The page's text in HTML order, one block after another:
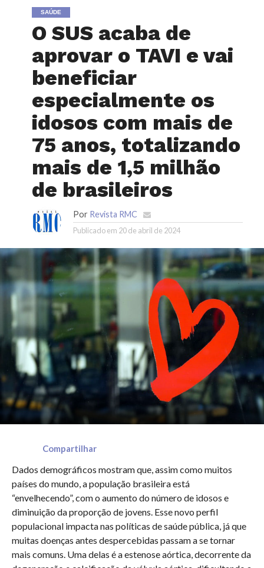
SAÚDE
O SUS acaba de
aprovar o TAVI e vai
beneficiar
especialmente os
idosos com mais de
75 anos, totalizando
mais de 1,5 milhão
de brasileiros
Por Revista RMC
Publicado em 20 de abril de 2024
Compartilhar
Dados demográficos mostram que, assim como muitos
países do mundo, a população brasileira está
“envelhecendo”, com o aumento do número de idosos e
diminuição da proporção de jovens. Esse novo perfil
populacional impacta nas políticas de saúde pública, já que
muitas doenças antes despercebidas passam a se tornar
mais comuns. Uma delas é a estenose aórtica, decorrente da